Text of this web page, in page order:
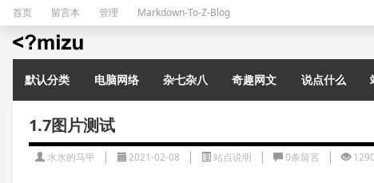
首页 留言本 管理 Markdown-To-Z-Blog
水水的演示站
默认分类 电脑网络 杂七杂八 奇趣网文 说点什么
1.7图片测试
水水的马甲 | 2021-02-08 | 站点说明 | 0条留言 | 1290